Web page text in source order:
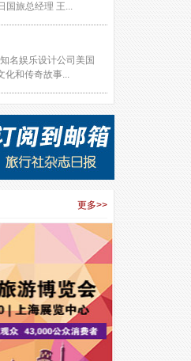
旅总经理 王...
名娱乐设计公司美国
化和传奇故事...
更多>>